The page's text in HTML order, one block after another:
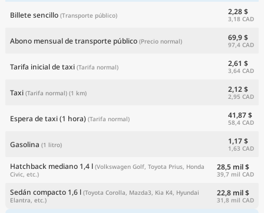
Billete sencillo (Transporte público) 2,28 $
3,18 CAD
Abono mensual de transporte público (Precio normal) 69,9 $
97,4 CAD
Tarifa inicial de taxi (Tarifa normal) 2,61 $
3,64 CAD
Taxi (Tarifa normal) (1 km) 2,12 $
2,95 CAD
Espera de taxi (1 hora) (Tarifa normal) 41,87 $
58,4 CAD
Gasolina (1 litro) 1,17 $
1,63 CAD
Hatchback mediano 1,4 l (Volkswagen Golf, Toyota Prius, Honda
Civic, etc.)
28,5 mil $
39,7 mil CAD
Sedán compacto 1,6 l (Toyota Corolla, Mazda3, Kia K4, Hyundai
Elantra, etc.)
22,8 mil $
31,8 mil CAD